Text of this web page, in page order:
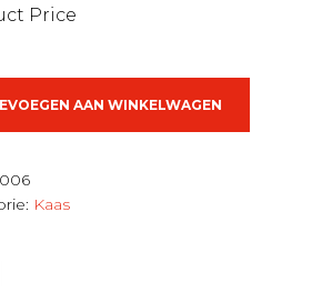
Price
AAN WINKELWAGEN
Kaas